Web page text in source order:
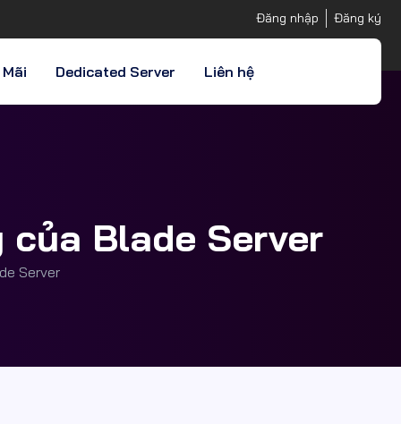
Đăng nhập Đăng ký
Dedicated Server Liên hệ
Blade Server
Server